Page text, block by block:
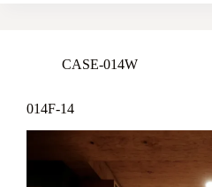
CASE-014W
014F-14